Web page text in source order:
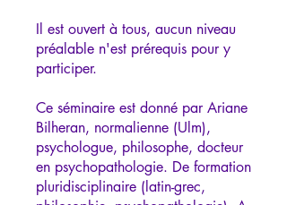
Il est ouvert à tous, aucun niveau
préalable n'est prérequis pour y
participer.
Ce séminaire est donné par Ariane
Bilheran, normalienne (Ulm),
psychologue, philosophe, docteur
en psychopathologie. De formation
pluridisciplinaire (latin-grec,